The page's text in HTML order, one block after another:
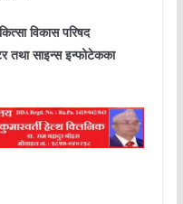
विकास परिषद
तथा साइन्स इन्फोटेकका